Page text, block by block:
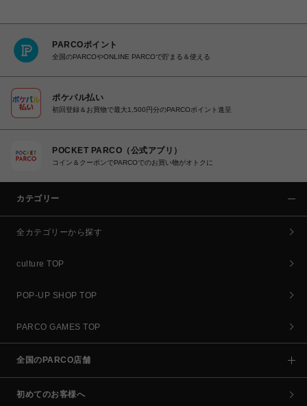
PARCOポイント
全国のPARCOやONLINE PARCOで貯まる＆使える
ポケパル払い
初回登録＆お買物で最大1,500円分のPARCOポイント進呈
POCKET PARCO（公式アプリ）
コイン＆クーポンでPARCOでのお買い物がオトクに
カテゴリー
全カテゴリーから探す
culture TOP
POP-UP SHOP TOP
PARCO GAMES TOP
全国のPARCO店舗
初めてのお客様へ